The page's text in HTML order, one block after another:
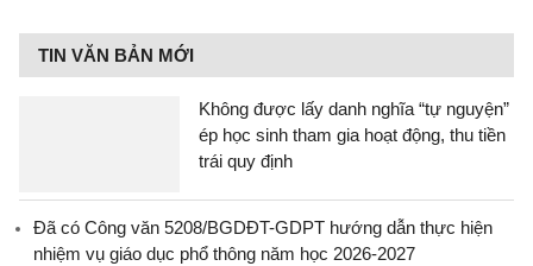
TIN VĂN BẢN MỚI
Không được lấy danh nghĩa “tự nguyện”
ép học sinh tham gia hoạt động, thu tiền
trái quy định
Đã có Công văn 5208/BGDĐT-GDPT hướng dẫn thực hiện
nhiệm vụ giáo dục phổ thông năm học 2026-2027